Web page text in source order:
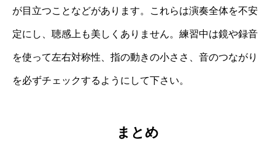
が目立つことなどがあります。これらは演奏全体を不安
定にし、聴感上も美しくありません。練習中は鏡や録音
を使って左右対称性、指の動きの小ささ、音のつながり
を必ずチェックするようにして下さい。
まとめ